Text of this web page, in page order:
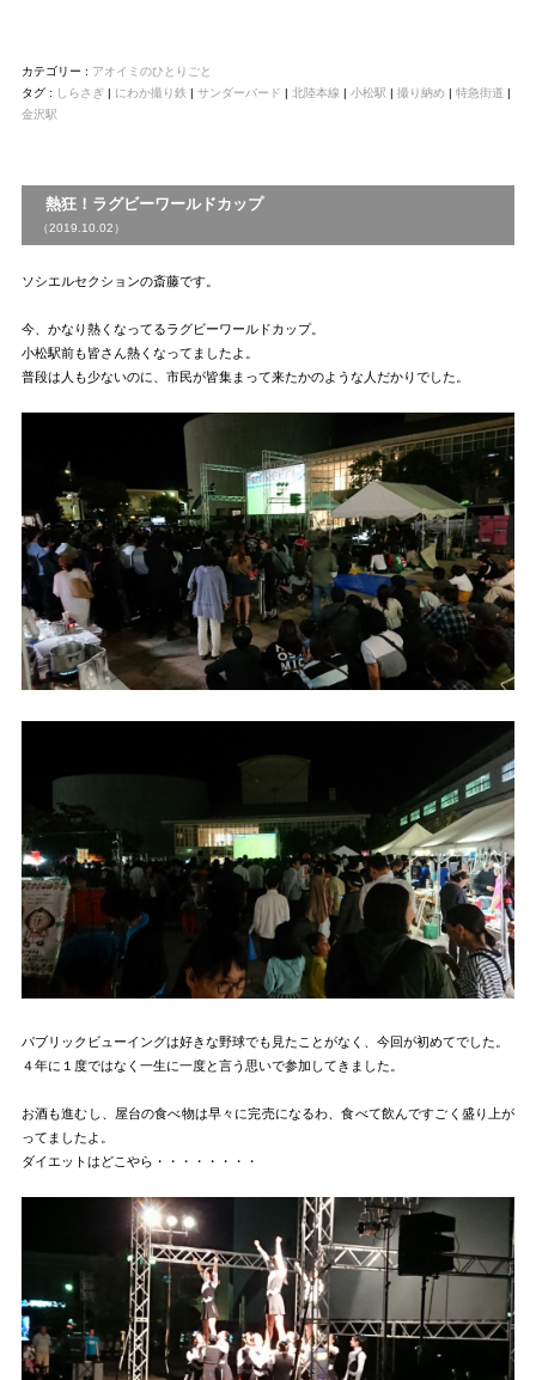
カテゴリー : アオイミのひとりごと
タグ : しらさぎ| にわか撮り鉄 | サンダーバード | 北陸本線 | 小松駅 | 撮り納め| 特急街道 |
金沢駅
熱狂！ラグビーワールドカップ
（2019.10.02）
ソシエルセクションの斎藤です。
今、かなり熱くなってるラグビーワールドカップ。
小松駅前も皆さん熱くなってましたよ。
普段は人も少ないのに、市民が皆集まって来たかのような人だかりでした。
パブリックビューイングは好きな野球でも見たことがなく、今回が初めてでした。
４年に１度ではなく一生に一度と言う思いで参加してきました。
お酒も進むし、屋台の食べ物は早々に完売になるわ、食べて飲んですごく盛り上が
ってましたよ。
ダイエットはどこやら・・・・・・・・